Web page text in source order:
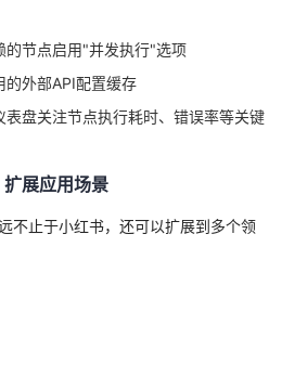
的节点启用"并发执行"选项
的外部API配置缓存
表盘关注节点执行耗时、错误率等关键
扩展应用场景
不止于小红书，还可以扩展到多个领